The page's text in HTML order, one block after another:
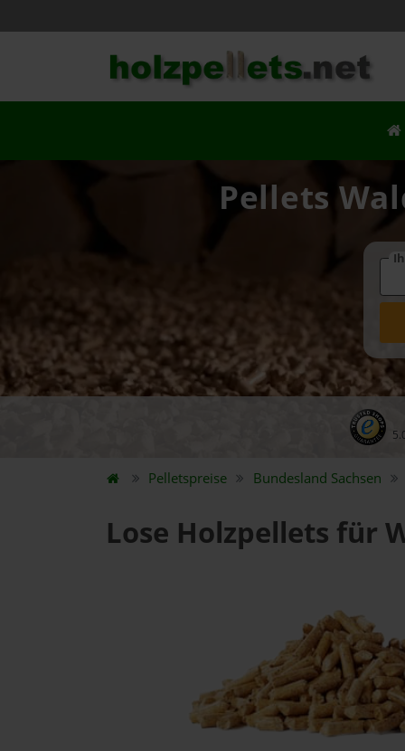
Pellets
Pelletspreise Bundesland Sachsen
Lose Holzpellets für